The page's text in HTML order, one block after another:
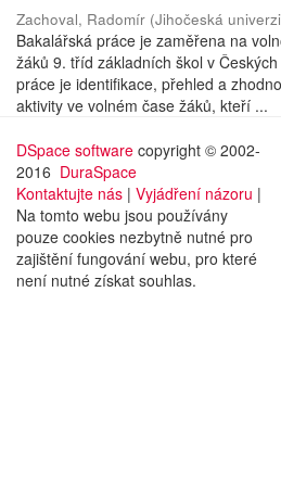
Zachoval, Radomír (Jihočeská
Bakalářská práce je zaměřena na
žáků 9. tříd základních škol v
práce je identifikace, přehled a
aktivity ve volném čase žáků, kteří ...
DSpace software copyright © 2002-
2016 DuraSpace
Kontaktujte nás | Vyjádření názoru |
Na tomto webu jsou používány
pouze cookies nezbytně nutné pro
zajištění fungování webu, pro které
není nutné získat souhlas.